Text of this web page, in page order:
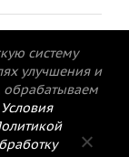
систему
улучшения и
обрабатываем
Условия